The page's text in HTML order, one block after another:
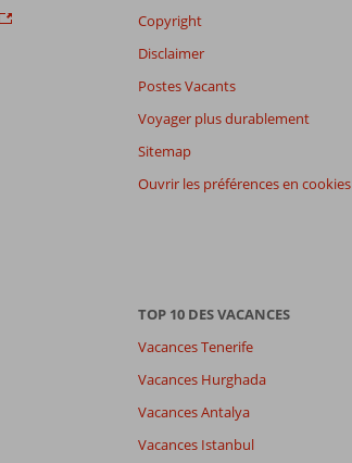
Copyright
Disclaimer
Postes Vacants
Voyager plus durablement
Sitemap
Ouvrir les préférences en cookies
TOP 10 DES VACANCES
Vacances Tenerife
Vacances Hurghada
Vacances Antalya
Vacances Istanbul